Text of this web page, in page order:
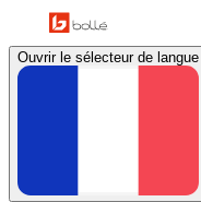
Ouvrir le sélecteur de langue